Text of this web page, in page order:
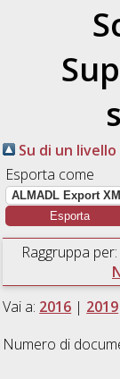
Su di un livello
Esporta come
Raggruppa per:
Vai a: 2016 | 2019
Numero di